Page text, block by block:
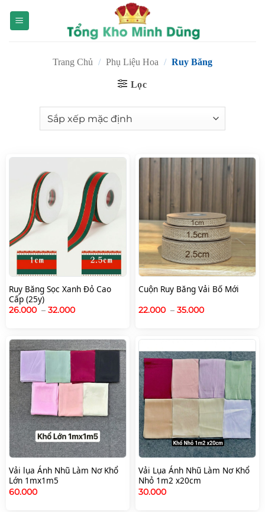
qua
Trang Chủ / Phụ Liệu Hoa / Ruy Băng
Lọc
Ruy Băng Sọc Xanh Đỏ Cao
Cấp (25y)
26.000 – 32.000
đến
32.000
Cuộn Ruy Băng Vải Bố Mới
22.000 – 35.000
đến
Vải lụa Ánh Nhũ Làm Nơ Khổ
Lớn 1mx1m5
60.000
Vải Lụa Ánh Nhũ Làm Nơ Khổ
Nhỏ 1m2 x20cm
30.000